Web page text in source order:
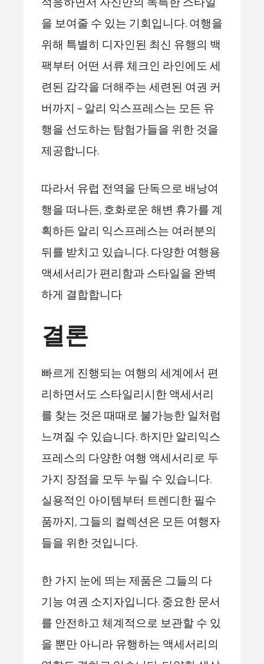
을 보여줄 수 있는 기회입니다. 여행을
위해 특별히 디자인된 최신 유행의 백
팩부터 어떤 서류 체크인 라인에도 세
련된 감각을 더해주는 세련된 여권 커
버까지 – 알리 익스프레스는 모든 유
행을 선도하는 탐험가들을 위한 것을
제공합니다.
따라서 유럽 전역을 단독으로 배낭여
행을 떠나든, 호화로운 해변 휴가를 계
획하든 알리 익스프레스는 여러분의
뒤를 받치고 있습니다. 다양한 여행용
액세서리가 편리함과 스타일을 완벽
하게 결합합니다
결론
빠르게 진행되는 여행의 세계에서 편
리하면서도 스타일리시한 액세서리
를 찾는 것은 때때로 불가능한 일처럼
느껴질 수 있습니다. 하지만 알리익스
프레스의 다양한 여행 액세서리로 두
가지 장점을 모두 누릴 수 있습니다.
실용적인 아이템부터 트렌디한 필수
품까지, 그들의 컬렉션은 모든 여행자
들을 위한 것입니다.
한 가지 눈에 띄는 제품은 그들의 다
기능 여권 소지자입니다. 중요한 문서
를 안전하고 체계적으로 보관할 수 있
을 뿐만 아니라 유행하는 액세서리의